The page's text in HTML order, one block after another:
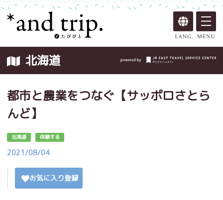
北海道
都市と農業をつなぐ【サッポロさとら
んど】
北海道 体験する
2021/08/04
お気に入り登録